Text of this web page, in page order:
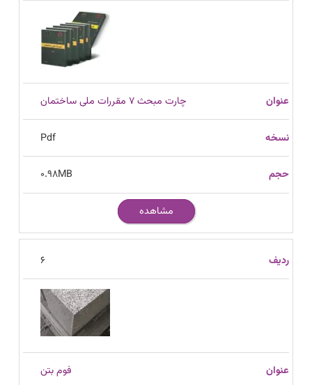
چارت مبحث 7 مقررات ملی ساختمان
Pdf
0.98MB
مشاهده
6
فوم بتن